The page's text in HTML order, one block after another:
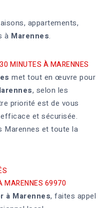
appartements,
à Marennes.
MINUTES À MARENNES
met tout en œuvre pour
, selon les
priorité est de vous
et sécurisée.
Marennes et toute la
MARENNES 69970
à Marennes, faites appel